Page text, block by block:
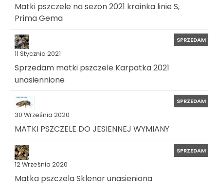
Matki pszczele na sezon 2021 krainka linie S,
Prima Gema
11 Stycznia 2021
SPRZEDAM
Sprzedam matki pszczele Karpatka 2021
unasiennione
30 Września 2020
SPRZEDAM
MATKI PSZCZELE DO JESIENNEJ WYMIANY
12 Września 2020
SPRZEDAM
Matka pszczela Sklenar unasieniona